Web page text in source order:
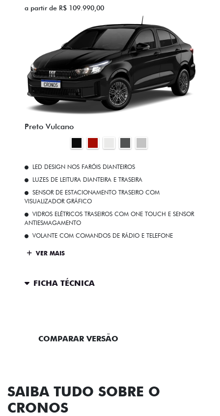
a partir de R$ 109.990,00
Preto Vulcano
LED DESIGN NOS FARÓIS DIANTEIROS
LUZES DE LEITURA DIANTEIRA E TRASEIRA
SENSOR DE ESTACIONAMENTO TRASEIRO COM
VISUALIZADOR GRÁFICO
VIDROS ELÉTRICOS TRASEIROS COM ONE TOUCH E SENSOR
ANTIESMAGAMENTO
VOLANTE COM COMANDOS DE RÁDIO E TELEFONE
VER MAIS
FICHA TÉCNICA
COMPARAR VERSÃO
SAIBA TUDO SOBRE O
CRONOS